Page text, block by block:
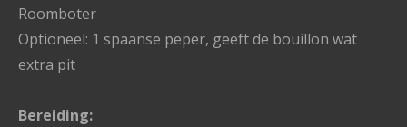
Roomboter
Optioneel: 1 spaanse peper, geeft de bouillon wat
extra pit
Bereiding: